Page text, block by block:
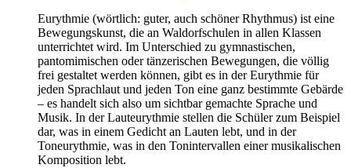
Eurythmie (wörtlich: guter, auch schöner Rhythmus) ist eine
Bewegungskunst, die an Waldorfschulen in allen Klassen
unterrichtet wird. Im Unterschied zu gymnastischen,
pantomimischen oder tänzerischen Bewegungen, die völlig
frei gestaltet werden können, gibt es in der Eurythmie für
jeden Sprachlaut und jeden Ton eine ganz bestimmte Gebärde
– es handelt sich also um sichtbar gemachte Sprache und
Musik. In der Lauteurythmie stellen die Schüler zum Beispiel
dar, was in einem Gedicht an Lauten lebt, und in der
Toneurythmie, was in den Tonintervallen einer musikalischen
Komposition lebt.